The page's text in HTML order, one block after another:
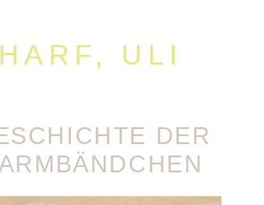
ULI
DER